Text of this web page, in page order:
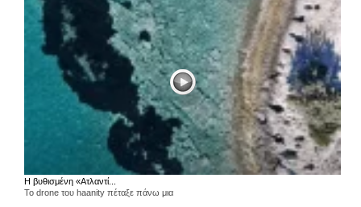
Η βυθισμένη «Ατλαντί...
Το drone του haanity πέταξε πάνω μια